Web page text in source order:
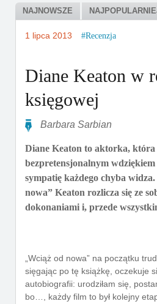
NAJNOWSZE
1 lipca 2013 Recenzja
Diane Keaton w
księgowej
Barbara Sarbian
Diane Keaton to aktorka, która
bezpretensjonalnym
sympatię każdego chyba
nowa” Keaton rozlicza się ze
dokonaniami i, przede
„Wciąż od nowa” na początku
sięgając po tę książkę, oczekuje
autobiografii: urodziłam się,
bo…, każdy film to był kolejny